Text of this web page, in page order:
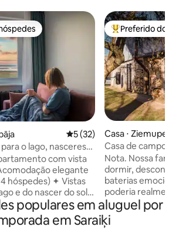
preferidos dos hóspedes
5 de uma avaliação média
5 (32)
o lago, nasceres
e estacionamento
com vista
hóspedes) ✦ Vistas
e do nascer do sol
e da cozinha) ✦
equipada, seleção
Estacionamento
Entre os
Preferido dos
Casa ⋅ Ziemupe
Casa de campo
churrasco |
Nota. Nossa
dormir,
baterias
poderia
"Casa de campo
por causa da
simplicidade de
populares em aluguel por
em Saraiķi